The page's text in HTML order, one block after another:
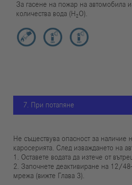
За гасене на пожар на автомобила
количества вода (H₂O).
7. При потапяне
Не съществува опасност за наличие
каросерията. След изваждането на
1. Оставете водата да изтече от
2. Започнете деактивиране на 12/
мрежа (вижте Глава 3).